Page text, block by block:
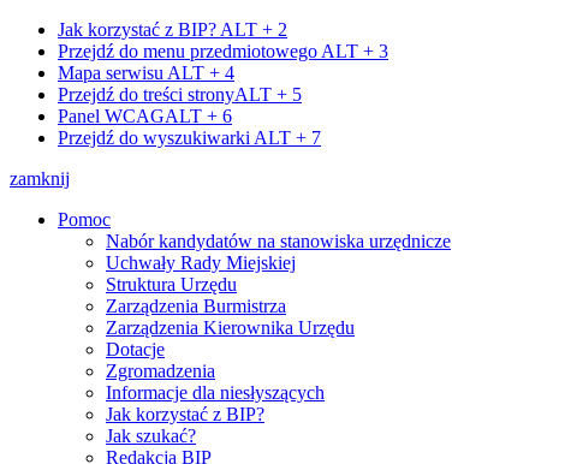
Jak korzystać z BIP? ALT + 2
Przejdź do menu przedmiotowego ALT + 3
Mapa serwisu ALT + 4
Przejdź do treści stronyALT + 5
Panel WCAGALT + 6
Przejdź do wyszukiwarki ALT + 7
zamknij
Pomoc
Nabór kandydatów na stanowiska urzędnicze
Uchwały Rady Miejskiej
Struktura Urzędu
Zarządzenia Burmistrza
Zarządzenia Kierownika Urzędu
Dotacje
Zgromadzenia
Informacje dla niesłyszących
Jak korzystać z BIP?
Jak szukać?
Redakcja BIP